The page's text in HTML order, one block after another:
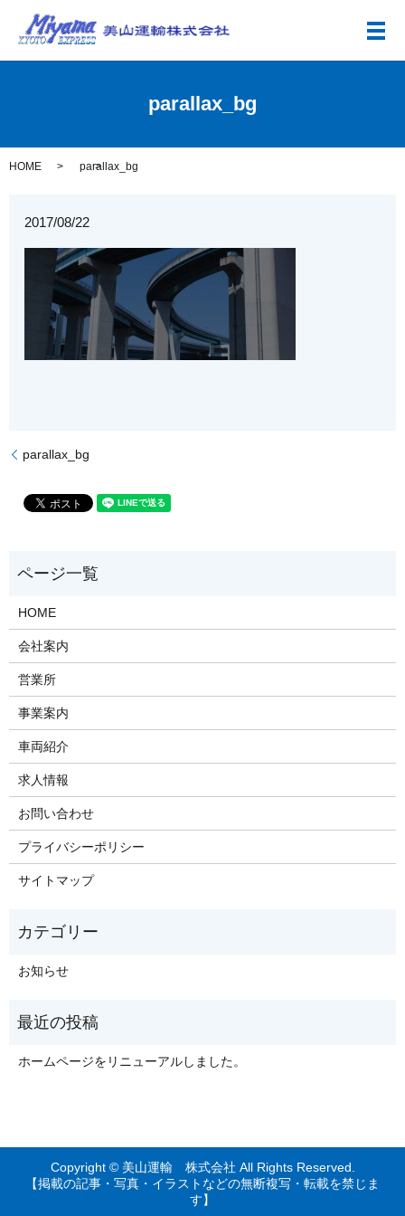
メ
parallax_bg
HOME parallax_bg
2017/08/22
parallax_bg
HOME
会社案内
営業所
事業案内
車両紹介
求人情報
お問い合わせ
プライバシーポリシー
サイトマップ
お知らせ
ホームページをリニューアルしました。
Copyright © 美山運輸 株式会社 All Rights Reserved.
【掲載の記事・写真・イラストなどの無断複写・転載を禁じま
す】